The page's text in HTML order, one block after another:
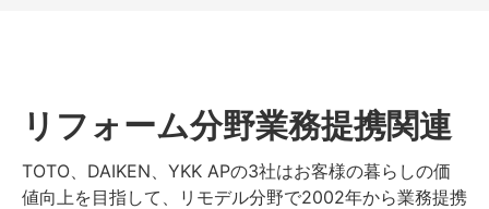
リフォーム分野業務提携関連
TOTO、DAIKEN、YKK APの3社はお客様の暮らしの価
値向上を目指して、リモデル分野で2002年から業務提携